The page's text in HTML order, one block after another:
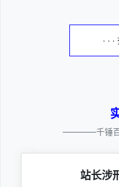
· ·
————千锤
站长涉